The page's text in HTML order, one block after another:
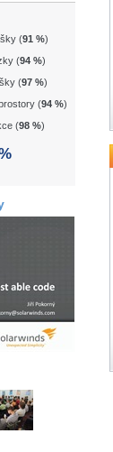
(91 %)
(94 %)
(97 %)
(94 %)
(98 %)